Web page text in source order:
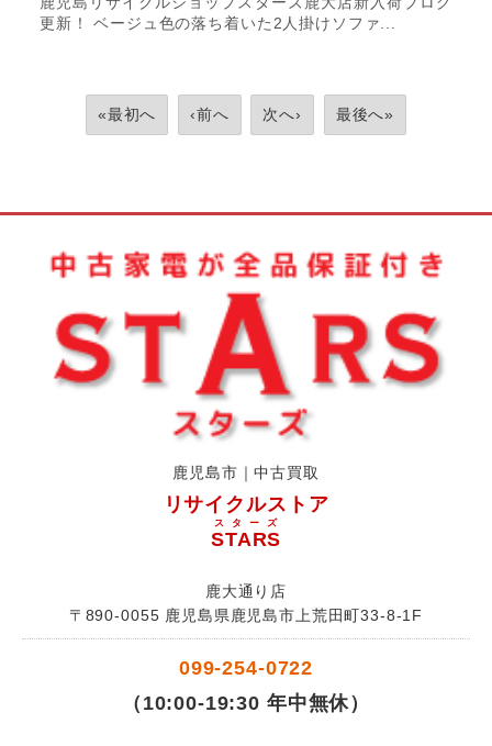
更新！ ベージュ色の落ち着いた2人掛けソファ...
«最初へ ‹前へ 次へ› 最後へ»
鹿児島市｜中古買取
リサイクルストア
STARS
スターズ
鹿大通り店
〒890-0055 鹿児島県鹿児島市上荒田町33-8-1F
099-254-0722
（10:00-19:30 年中無休）